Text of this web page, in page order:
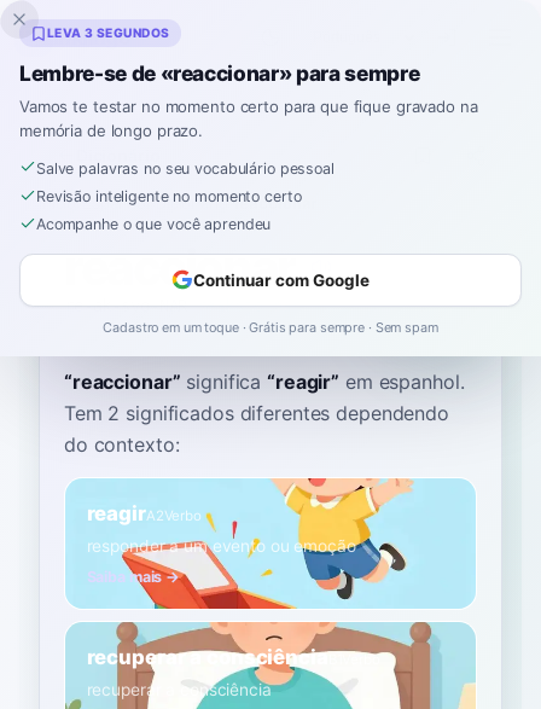
Inklingo
Início›Espanhol›Dicionário›reaccionar
reaccionar
re-ak-syo-NAR reaksjoˈnar
“reaccionar” significa “reagir” em espanhol.
Tem 2 significados diferentes dependendo
do contexto:
reagirA2Verbo
responder a um evento ou emoção
Saiba mais →
recuperar a consciência Verbo
recuperar a consciência
LEVA 3 SEGUNDOS
Lembre-se de «reaccionar» para sempre
Vamos te testar no momento certo para que fique gravado na
memória de longo prazo.
Salve palavras no seu vocabulário pessoal
Revisão inteligente no momento certo
Acompanhe o que você aprendeu
Continuar com Google
Cadastro em um toque · Grátis para sempre · Sem spam